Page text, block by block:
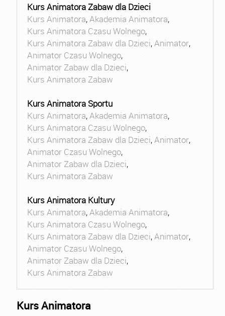
Kurs Animatora Zabaw dla Dzieci
Kurs Animatora,Akademia Animatora,
Kurs Animatora Czasu Wolnego,
Kurs Animatora Zabaw dla Dzieci,Animator,
Animator Czasu Wolnego,
Animator Zabaw dla Dzieci,
Kurs Animatora Zabaw
Kurs Animatora Sportu
Kurs Animatora,Akademia Animatora,
Kurs Animatora Czasu Wolnego,
Kurs Animatora Zabaw dla Dzieci,Animator,
Animator Czasu Wolnego,
Animator Zabaw dla Dzieci,
Kurs Animatora Zabaw
Kurs Animatora Kultury
Kurs Animatora,Akademia Animatora,
Kurs Animatora Czasu Wolnego,
Kurs Animatora Zabaw dla Dzieci,Animator,
Animator Czasu Wolnego,
Animator Zabaw dla Dzieci,
Kurs Animatora Zabaw
Kurs Animatora